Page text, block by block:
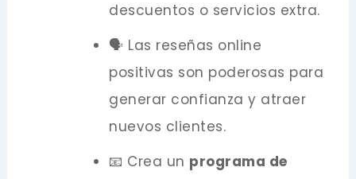
descuentos o servicios extra.
🗣️ Las reseñas online
positivas son poderosas para
generar confianza y atraer
nuevos clientes.
📧 Crea un programa de